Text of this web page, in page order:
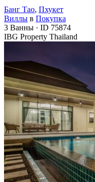
Банг Тао, Пхукет
Виллы в Покупка
3 Ванны · ID 75874
IBG Property Thailand